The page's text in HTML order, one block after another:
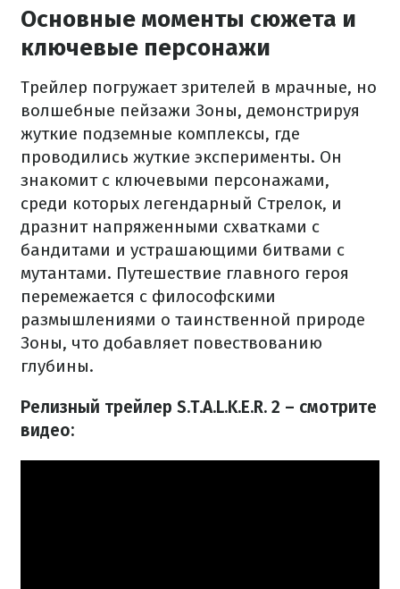
Основные моменты сюжета и
ключевые персонажи
Трейлер погружает зрителей в мрачные, но
волшебные пейзажи Зоны, демонстрируя
жуткие подземные комплексы, где
проводились жуткие эксперименты. Он
знакомит с ключевыми персонажами,
среди которых легендарный Стрелок, и
дразнит напряженными схватками с
бандитами и устрашающими битвами с
мутантами. Путешествие главного героя
перемежается с философскими
размышлениями о таинственной природе
Зоны, что добавляет повествованию
глубины.
Релизный трейлер S.T.A.L.K.E.R. 2 – смотрите
видео: